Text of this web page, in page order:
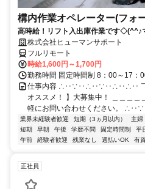
構内作業オペレーター(フォ
高時給！リフト入出庫作業です
駅★【シゴト№0619】
株式会社ヒューマンサポート
フルリモート
時給1,600円～1,700円
勤務時間 固定時間制 8：00～17：
仕事内容 ∴‥∵‥∴‥∵‥∴‥∴‥ ￣￣
オススメ！ 】大募集中！ ＿＿＿
軽にお問い合わせください。
業界未経験者歓迎 短期（3ヵ月以内） 主婦
短期
早朝 午後 学歴不問 固定時間制 平
午前
経験者歓迎 残業なし 週払いOK 有
正社員